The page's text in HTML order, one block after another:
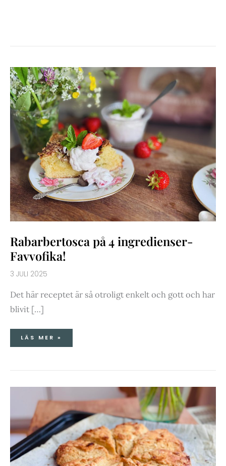
Rabarbertosca på 4 ingredienser-
Favvofika!
3 JULI 2025
Det här receptet är så otroligt enkelt och gott och har
blivit […]
RABARBERTOSCA
PÅ
4
INGREDIENSER-
FAVVOFIKA!
LÄS MER »
CROISCONES
GRAPEFRUKTMARMELAD